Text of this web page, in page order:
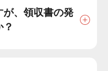
、領収書の発